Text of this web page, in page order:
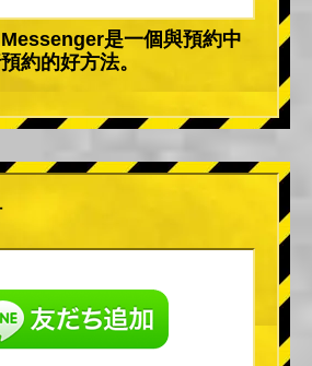
是一個與預約中
約的好方法。